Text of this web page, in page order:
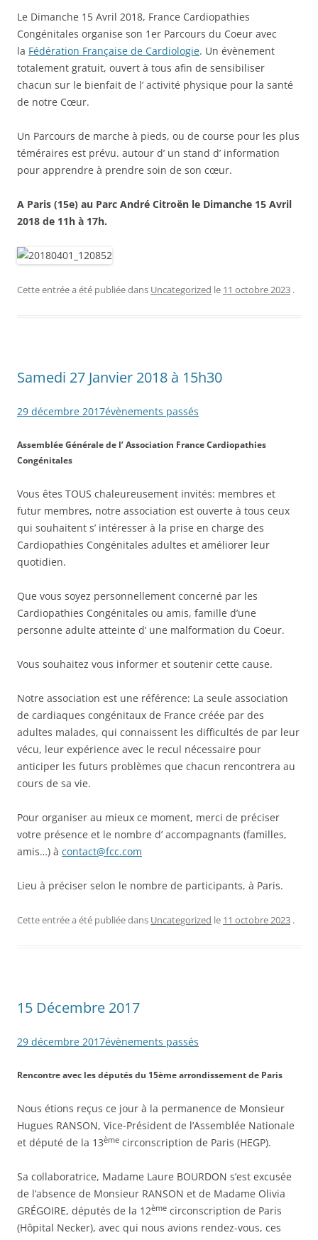
Le Dimanche 15 Avril 2018, France Cardiopathies
Congénitales organise son 1er Parcours du Coeur avec
la Fédération Française de Cardiologie. Un évènement
totalement gratuit, ouvert à tous afin de sensibiliser
chacun sur le bienfait de l’ activité physique pour la santé
de notre Cœur.
Un Parcours de marche à pieds, ou de course pour les plus
téméraires est prévu. autour d’ un stand d’ information
pour apprendre à prendre soin de son cœur.
A Paris (15e) au Parc André Citroën le Dimanche 15 Avril
2018 de 11h à 17h.
Cette entrée a été publiée dans Uncategorized le 11 octobre 2023 .
Samedi 27 Janvier 2018 à 15h30
29 décembre 2017évènements passés
Assemblée Générale de l’ Association France Cardiopathies
Congénitales
Vous êtes TOUS chaleureusement invités: membres et
futur membres, notre association est ouverte à tous ceux
qui souhaitent s’ intéresser à la prise en charge des
Cardiopathies Congénitales adultes et améliorer leur
quotidien.
Que vous soyez personnellement concerné par les
Cardiopathies Congénitales ou amis, famille d’une
personne adulte atteinte d’ une malformation du Coeur.
Vous souhaitez vous informer et soutenir cette cause.
Notre association est une référence: La seule association
de cardiaques congénitaux de France créée par des
adultes malades, qui connaissent les difficultés de par leur
vécu, leur expérience avec le recul nécessaire pour
anticiper les futurs problèmes que chacun rencontrera au
cours de sa vie.
Pour organiser au mieux ce moment, merci de préciser
votre présence et le nombre d’ accompagnants (familles,
amis…) à contact@fcc.com
Lieu à préciser selon le nombre de participants, à Paris.
Cette entrée a été publiée dans Uncategorized le 11 octobre 2023 .
15 Décembre 2017
29 décembre 2017évènements passés
Rencontre avec les députés du 15ème arrondissement de Paris
Nous étions reçus ce jour à la permanence de Monsieur
Hugues RANSON, Vice-Président de l’Assemblée Nationale
et député de la 13ème circonscription de Paris (HEGP).
Sa collaboratrice, Madame Laure BOURDON s’est excusée
de l’absence de Monsieur RANSON et de Madame Olivia
GRÉGOIRE, députés de la 12ème circonscription de Paris
(Hôpital Necker), avec qui nous avions rendez-vous, ces